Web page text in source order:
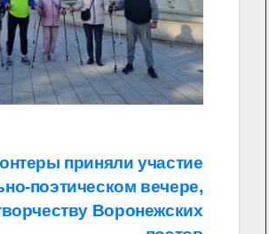
приняли участие
поэтическом вечере,
Воронежских